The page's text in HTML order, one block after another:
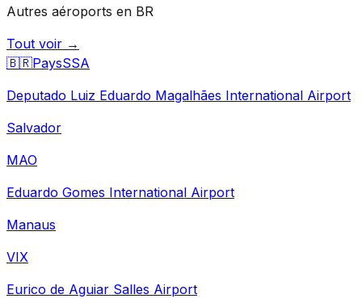
Autres aéroports en BR
Tout voir →
🇧🇷PaysSSA
Deputado Luiz Eduardo Magalhães International Airport
Salvador
MAO
Eduardo Gomes International Airport
Manaus
VIX
Eurico de Aguiar Salles Airport